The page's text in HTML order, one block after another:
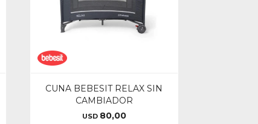
CUNA BEBESIT RELAX SIN
CAMBIADOR
USD 80,00